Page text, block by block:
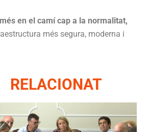
en el camí cap a la normalitat,
més segura, moderna i
RELACIONAT